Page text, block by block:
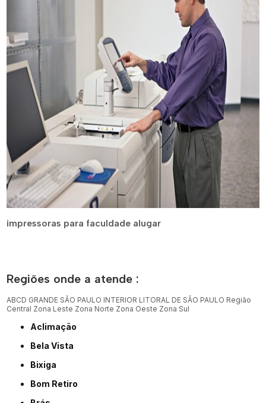
impressoras para faculdade alugar
Regiões onde a atende :
ABCD GRANDE SÃO PAULO INTERIOR LITORAL DE SÃO PAULO Região
Central Zona Leste Zona Norte Zona Oeste Zona Sul
Aclimação
Bela Vista
Bixiga
Bom Retiro